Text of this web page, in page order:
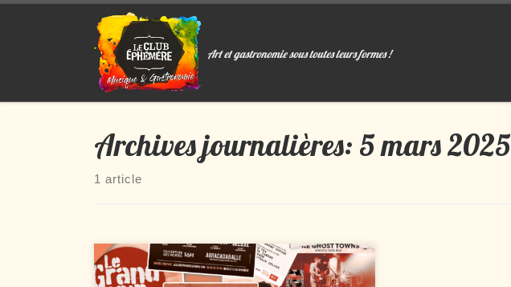
Passer au contenu
Art et gastronomie sous toutes leurs formes !
Archives journalières: 5 mars 2025
1 article